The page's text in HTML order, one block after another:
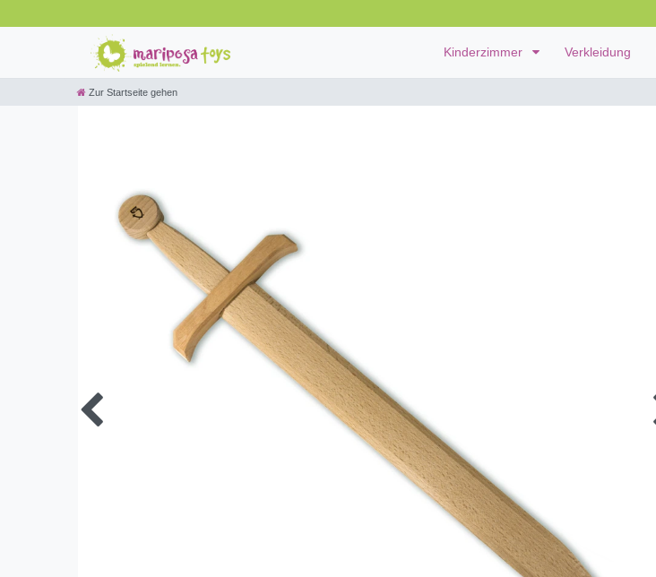
Kinderzimmer Verkleidung
Zur Startseite gehen